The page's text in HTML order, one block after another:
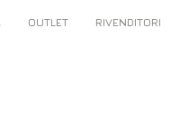
OUTLET RIVENDITORI